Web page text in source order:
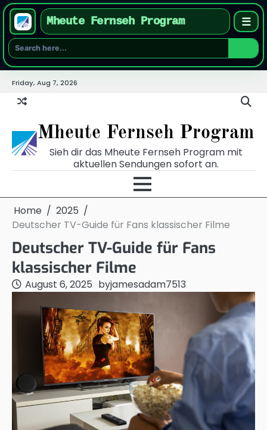
Mheute Fernseh Program ☰
content
Friday, Aug 7, 2026
Mheute Fernseh Program
Sieh dir das Mheute Fernseh Program mit
aktuellen Sendungen sofort an.
Home
2025
Deutscher TV-Guide für Fans klassischer Filme
Deutscher TV-Guide für Fans
klassischer Filme
August 6, 2025 byjamesadam7513